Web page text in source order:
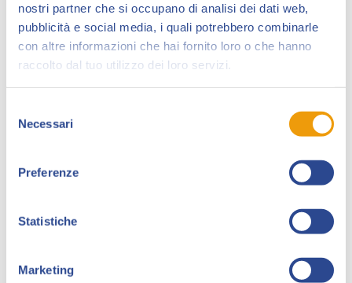
nostri partner che si occupano di analisi dei dati web,
pubblicità e social media, i quali potrebbero combinarle
con altre informazioni che hai fornito loro o che hanno
raccolto dal tuo utilizzo dei loro servizi.
delNecessari
Preferenze
Statistiche
Marketing
Aristocratici (1973) e a L’Ombra (1974) che inaugura gli
Albi Avventura. In collaborazione con Bonvi, dà anche
il via fin dal 1972 alla rubrica umoristico-satirico-
palcoscenico per spassose scorribande dei curatori
(ai quali si aggiunge Daniele Fagarazzi) in perenne lotta
con il direttore della testata, Giancarlo Francesconi.
Oltre che sul “Corriere dei Ragazzi”, scrive per i
il 1973, collabora con il “Giornalino”. Nel 1980, insieme
pubblicata a partire dal 1982 e che prosegue ancora